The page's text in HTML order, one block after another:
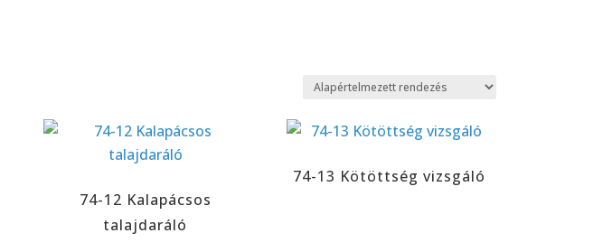
74-12 Kalapácsos
talajdaráló
74-13 Kötöttség vizsgáló